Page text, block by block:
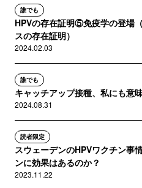
誰でも
HPVの存在証明⑤免疫学の登場
スの存在証明）
2024.02.03
誰でも
キャッチアップ接種、私にも意
2024.08.31
読者限定
スウェーデンのHPVワクチン事
ンに効果はあるのか？
2023.11.22